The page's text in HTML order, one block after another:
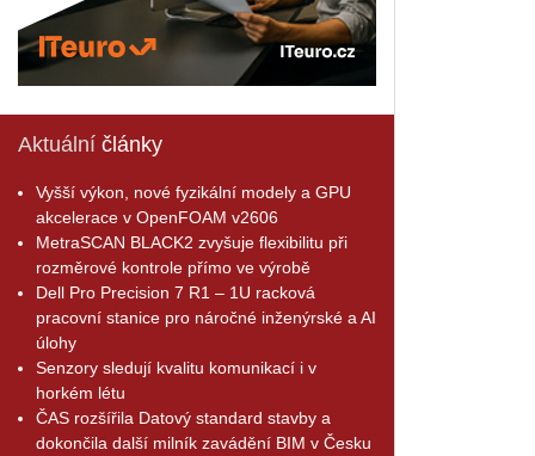
Aktuální články
Vyšší výkon, nové fyzikální modely a GPU
akcelerace v OpenFOAM v2606
MetraSCAN BLACK2 zvyšuje flexibilitu při
rozměrové kontrole přímo ve výrobě
Dell Pro Precision 7 R1 – 1U racková
pracovní stanice pro náročné inženýrské a AI
úlohy
Senzory sledují kvalitu komunikací i v
horkém létu
ČAS rozšířila Datový standard stavby a
dokončila další milník zavádění BIM v Česku